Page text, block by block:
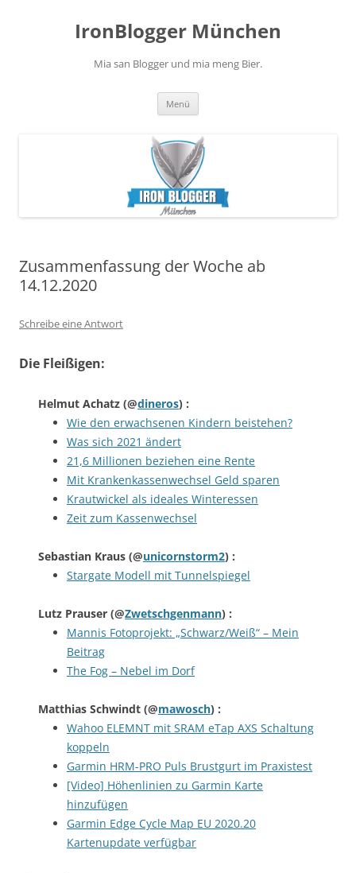
IronBlogger München
Mia san Blogger und mia meng Bier.
Menü
Zusammenfassung der Woche ab
14.12.2020
Schreibe eine Antwort
Die Fleißigen:
Helmut Achatz (@dineros) :
Wie den erwachsenen Kindern beistehen?
Was sich 2021 ändert
21,6 Millionen beziehen eine Rente
Mit Krankenkassenwechsel Geld sparen
Krautwickel als ideales Winteressen
Zeit zum Kassenwechsel
Sebastian Kraus (@unicornstorm2) :
Stargate Modell mit Tunnelspiegel
Lutz Prauser (@Zwetschgenmann) :
Mannis Fotoprojekt: „Schwarz/Weiß“ – Mein
Beitrag
The Fog – Nebel im Dorf
Matthias Schwindt (@mawosch) :
Wahoo ELEMNT mit SRAM eTap AXS Schaltung
koppeln
Garmin HRM-PRO Puls Brustgurt im Praxistest
[Video] Höhenlinien zu Garmin Karte
hinzufügen
Garmin Edge Cycle Map EU 2020.20
Kartenupdate verfügbar